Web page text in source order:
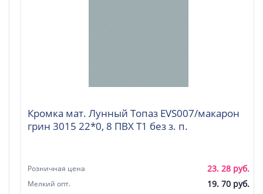
Кромка мат. Лунный Топаз EVS007/макарон
грин 3015 22*0, 8 ПВХ Т1 без з. п.
Розничная цена 23. 28 руб.
Мелкий опт. 19. 70 руб.